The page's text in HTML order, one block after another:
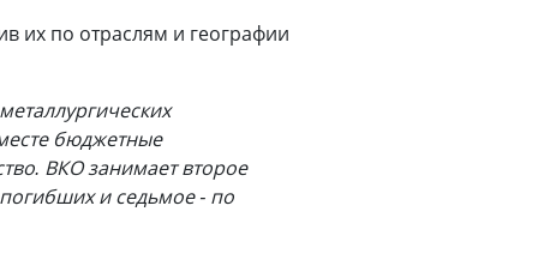
их по отраслям и географии
бюджетные
ВКО занимает второе
и седьмое - по